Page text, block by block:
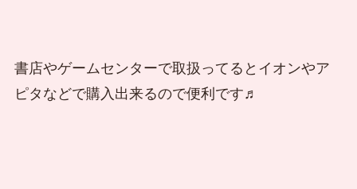
書店やゲームセンターで取扱ってるとイオンやア
ピタなどで購入出来るので便利です♬